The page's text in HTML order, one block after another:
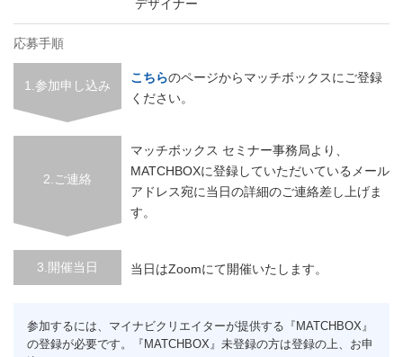
デザイナー
応募手順
1.参加申し込み
こちらのページからマッチボックスにご登録
ください。
2.ご連絡
マッチボックス セミナー事務局より、
MATCHBOXに登録していただいているメール
アドレス宛に当日の詳細のご連絡差し上げま
す。
3.開催当日 当日はZoomにて開催いたします。